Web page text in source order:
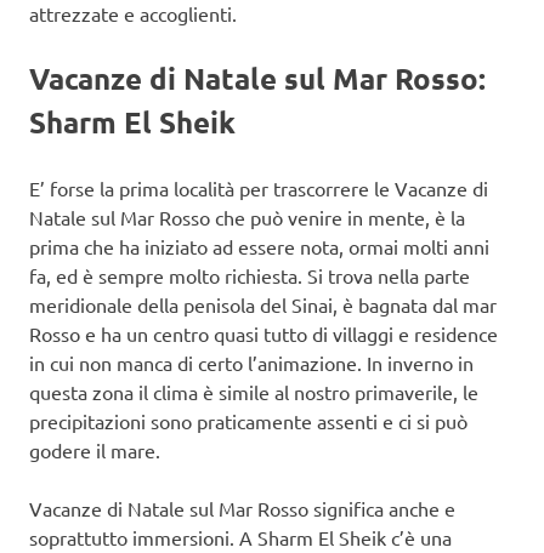
attrezzate e accoglienti.
Vacanze di Natale sul Mar Rosso:
Sharm El Sheik
E’ forse la prima località per trascorrere le Vacanze di
Natale sul Mar Rosso che può venire in mente, è la
prima che ha iniziato ad essere nota, ormai molti anni
fa, ed è sempre molto richiesta. Si trova nella parte
meridionale della penisola del Sinai, è bagnata dal mar
Rosso e ha un centro quasi tutto di villaggi e residence
in cui non manca di certo l’animazione. In inverno in
questa zona il clima è simile al nostro primaverile, le
precipitazioni sono praticamente assenti e ci si può
godere il mare.
Vacanze di Natale sul Mar Rosso significa anche e
soprattutto immersioni. A Sharm El Sheik c’è una